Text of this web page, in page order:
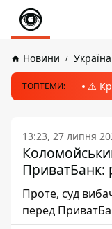
Новини Україна
ТОПТЕМИ: ⚠️
13:23, 27 липня
ПриватБанк:
Проте, суд
перед